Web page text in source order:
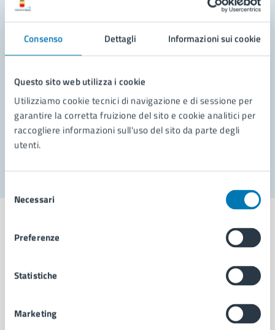
Consenso Dettagli Informazioni sui cookie
Questo sito web utilizza i cookie
Utilizziamo cookie tecnici di navigazione e di sessione per
garantire la corretta fruizione del sito e cookie analitici per
raccogliere informazioni sull'uso del sito da parte degli
utenti.
delNecessari
Preferenze
Statistiche
Marketing
Contatta il comune
Leggi le domande frequenti
Prenota appuntamento
Problemi in città
Aree amministrative